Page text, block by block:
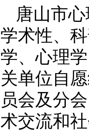
唐山市
学术性、
学、心理
关单位自
员会及分
术交流和